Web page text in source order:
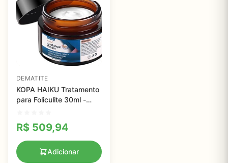
DEMATITE
KOPA HAIKU Tratamento
para Foliculite 30ml -
R$ 509,94
Adicionar